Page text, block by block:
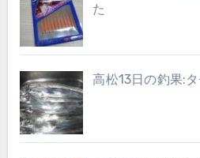
た
高松13日の釣果: